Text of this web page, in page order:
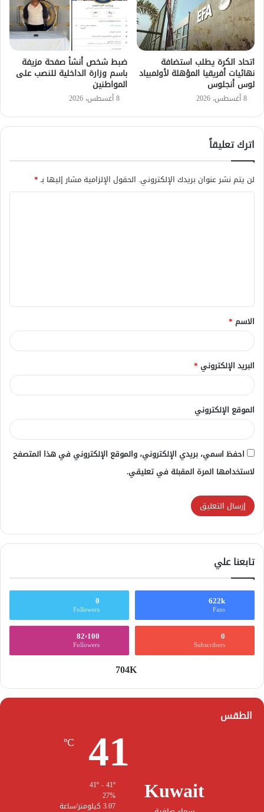
اتحاد الكرة يطلب استضافة
نهائيات أفريقيا المؤهلة لأولمبياد
لوس أنجلوس
8 أغسطس، 2026
ضبط شخص أنشأ صفحة مزيفة
باسم وزارة الداخلية للنصب على
المواطنين
8 أغسطس، 2026
اترك تعليقاً
لن يتم نشر عنوان بريدك الإلكتروني. الحقول الإلزامية مشار إليها بـ*
ق
*
الاسم *
البريد الإلكتروني *
الموقع الإلكتروني
احفظ اسمي، بريدي الإلكتروني، والموقع الإلكتروني في هذا المتصفح
لاستخدامها المرة المقبلة في تعليقي.
تابعنا علي
622k
Fans
0
Followers
0
Subscribers
82٬100
Followers
704K
الطقس
Kuwait
41
℃
27%
3.07 كيلومتر/ساعة